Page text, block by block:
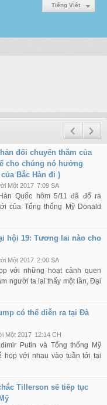
Tiếng Việt
đối chuyến thăm của
cho chúng nó hưởng
Bắc Hàn đi )
Một 2017 7:09 SA
Quốc hôm 5/11 đã đổ ra
của Tổng thống Mỹ Donald
hội 19: Tương lai nào cho
Một 2017 2:00 SA
với những hoạt cảnh quen
người ta lại thấy một lần, Đại
có thể diễn ra tại Đà
Một 2017 12:14 CH
Putin và Tổng thống Mỹ
họp với nhau vào tuần tới tại
Tillerson sẽ tiếp tục